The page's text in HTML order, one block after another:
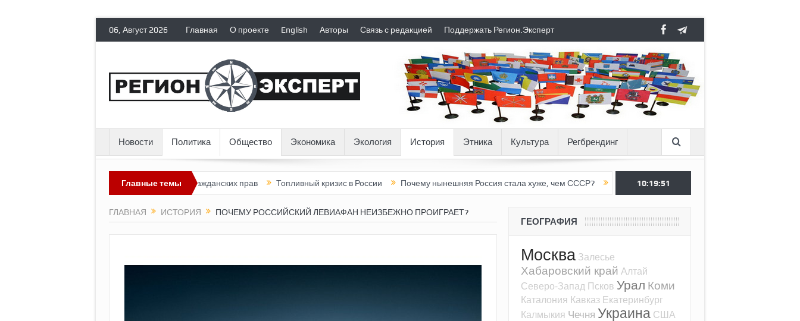
06, Август 2026 Главная О проекте English Авторы Связь с редакцией Поддержать Регион.Эксперт
Новости Политика Общество Экономика Экология История Этника Культура Регбрендинг
Главные темы
лишает политических эмигрантов гражданских прав Топливный кризис в России Почему нынешняя Россия стала хуже, чем СССР? Вертикаль под давлением
10:19:52
ГЛАВНАЯ ИСТОРИЯ ПОЧЕМУ РОССИЙСКИЙ ЛЕВИАФАН НЕИЗБЕЖНО ПРОИГРАЕТ?
ГЕОГРАФИЯ
Москва Залесье
Хабаровский край Алтай
Северо-Запад Псков Урал Коми
Каталония Кавказ Екатеринбург
Калмыкия Чечня Украина США